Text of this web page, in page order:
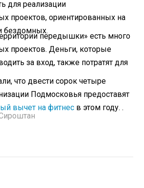
для реализации
проектов, ориентированных на
бездомных.
передышки» есть много
проектов. Деньги, которые
за вход, также потратят для
что двести сорок четыре
Подмосковья предоставят
вычет на фитнес в этом году. .